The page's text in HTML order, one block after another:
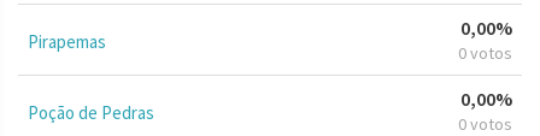
Pirapemas
0,00%
0 votos
Poção de Pedras
0,00%
0 votos